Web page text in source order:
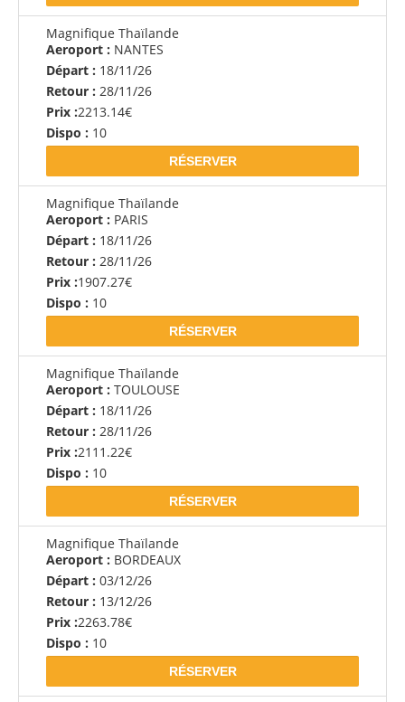
Magnifique Thaïlande
Aeroport : NANTES
Départ : 18/11/26
Retour : 28/11/26
Prix :2213.14€
Dispo : 10
RÉSERVER
Magnifique Thaïlande
Aeroport : PARIS
Départ : 18/11/26
Retour : 28/11/26
Prix :1907.27€
Dispo : 10
RÉSERVER
Magnifique Thaïlande
Aeroport : TOULOUSE
Départ : 18/11/26
Retour : 28/11/26
Prix :2111.22€
Dispo : 10
RÉSERVER
Magnifique Thaïlande
Aeroport : BORDEAUX
Départ : 03/12/26
Retour : 13/12/26
Prix :2263.78€
Dispo : 10
RÉSERVER